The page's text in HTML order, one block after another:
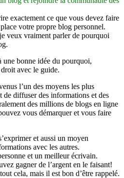
exactement ce que vous devez faire
votre propre blog personnel.
veux vraiment parler de pourquoi
une bonne idée du pourquoi,
avec le guide.
l’un des moyens les plus
de diffuser des informations et des
des millions de blogs en ligne
vous démarquer et vous faire
et aussi un moyen
avec les autres.
et un meilleur écrivain.
gagner de l’argent en le faisant!
cela, mais il est bon d’être rappelé.